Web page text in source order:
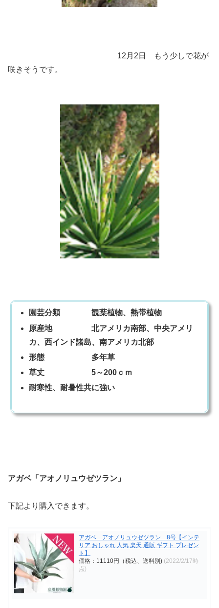
12月2日 もう少しで花が
咲きそうです。
園芸分類 観葉植物、熱帯植物
原産地 北アメリカ南部、中央アメリ
カ、西インド諸島、南アメリカ北部
形態 多年草
草丈 5～200ｃｍ
耐寒性、耐暑性共に強い
アガベ「アオノリュウゼツラン」
下記より購入できます。
アガベ アオノリュウゼツラン 8号【インテ
リア おしゃれ 人気 楽天 通販 ギフト プレゼン
ト】
価格：11110円（税込、送料別) (2022/2/17時
点)